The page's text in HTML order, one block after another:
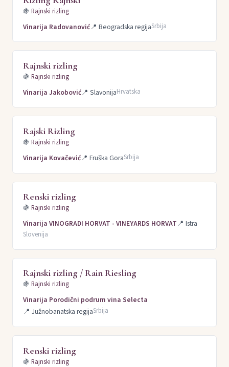
🍇 Rajnski rizling
Vinarija Radovanović📍 Beogradska regijaSrbija
Rajnski rizling
🍇 Rajnski rizling
Vinarija Jakobović📍 SlavonijaHrvatska
Rajski Rizling
🍇 Rajnski rizling
Vinarija Kovačević📍 Fruška GoraSrbija
Renski rizling
🍇 Rajnski rizling
Vinarija VINOGRADI HORVAT - VINEYARDS HORVAT📍 Istra
Slovenija
Rajnski rizling / Rain Riesling
🍇 Rajnski rizling
Vinarija Porodični podrum vina Selecta
📍 Južnobanatska regijaSrbija
Renski rizling
🍇 Rajnski rizling